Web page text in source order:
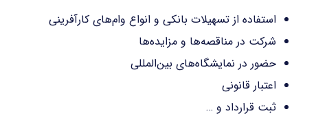
استفاده از تسهیلات بانکی و انواع وام‌های کارآفرینی
شرکت در مناقصه‌ها و مزایده‌ها
حضور در نمایشگاه‌های بین‌المللی
اعتبار قانونی
ثبت قرارداد و …